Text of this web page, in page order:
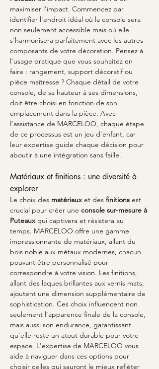
maximiser l'impact. Commencez par
identifier l'endroit idéal où la console sera
non seulement accessible mais où elle
s'harmonisera parfaitement avec les autres
composants de votre décoration. Pensez à
l'usage pratique que vous souhaitez en
faire : rangement, support décoratif ou
pièce maîtresse ? Chaque détail de votre
console, de sa hauteur à ses dimensions,
doit être choisi en fonction de son
emplacement dans la pièce. Avec
l'assistance de MARCELOO, chaque étape
de ce processus est un jeu d'enfant, car
leur expertise guide chaque décision pour
aboutir à une intégration sans faille.
Matériaux et finitions : une diversité à
explorer
Le choix des matériaux et des finitions est
crucial pour créer une console sur-mesure à
Puteaux qui captivera et résistera au
temps. MARCELOO offre une gamme
impressionnante de matériaux, allant du
bois noble aux métaux modernes, chacun
pouvant être personnalisé pour
correspondre à votre vision. Les finitions,
allant des laques brillantes aux vernis mats,
ajoutent une dimension supplémentaire de
sophistication. Ces choix influencent non
seulement l'apparence finale de la console,
mais aussi son endurance, garantissant
qu'elle reste un atout durable pour votre
espace. L'expertise de MARCELOO vous
aide à naviguer dans ces options pour
choisir celles qui sauront le mieux refléter